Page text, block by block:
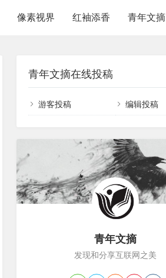
像素视界 红袖添香 青年文摘
青年文摘在线投稿
游客投稿 编辑投稿
青年文摘
发现和分享互联网之美